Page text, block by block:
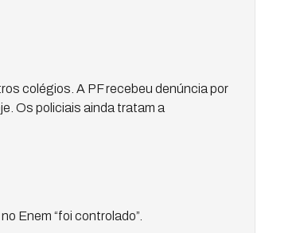
colégios. A PF recebeu denúncia por
Os policiais ainda tratam a
Enem “foi controlado”.